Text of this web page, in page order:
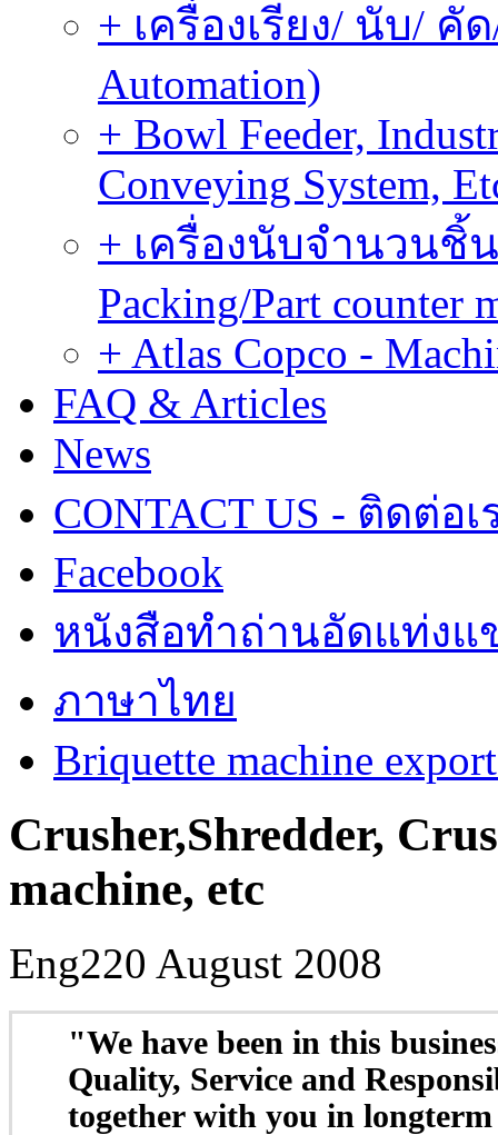
+ เครื่องเรียง/ นับ/ คั
Automation)
+ Bowl Feeder,
Conveying System,
+ เครื่องนับจำนวนชิ้
Packing/Part counter
+ Atlas Copco -
FAQ & Articles
News
CONTACT US - ติดต่อเ
Facebook
หนังสือทำถ่านอัดแท่งแ
ภาษาไทย
Briquette machine
Crusher,Shredder,
machine, etc
Eng220 August 2008
"We have been in this
Quality, Service and
together with you in